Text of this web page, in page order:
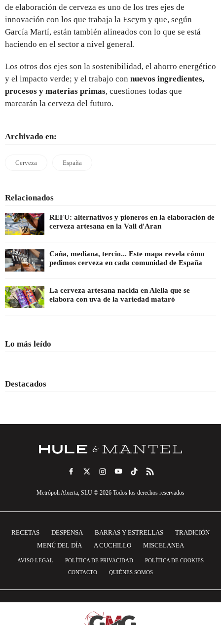
de elaboración de cerveza es uno de los tres ejes de
innovación con los que trabaja la Escym y que, según
García Martí, están también alineados con lo que se está
haciendo en el sector a nivel general.
Los otros dos ejes son la sostenibilidad, el ahorro energético
y el impacto verde; y el trabajo con nuevos ingredientes,
procesos y materias primas, cuestiones todas que
marcarán la cerveza del futuro.
Archivado en:
Cerveza España
Relacionados
REFU: alternativos y pioneros en la elaboración de
cerveza artesana en la Vall d'Aran
Caña, mediana, tercio... Este mapa revela cómo
pedimos cerveza en cada comunidad de España
La cerveza artesana nacida en Alella que se
elabora con uva de la variedad mataró
Lo más leído
Destacados
Metrópoli Abierta, SLU © 2026 Todos los derechos reservados
RECETAS DESPENSA BARRAS Y ESTRELLAS
TRADICIÓN
MENÚ DEL DÍA
A CUCHILLO MISCELANEA
AVISO LEGAL POLÍTICA DE PRIVACIDAD
POLÍTICA DE COOKIES
CONTACTO
QUIÉNES SOMOS